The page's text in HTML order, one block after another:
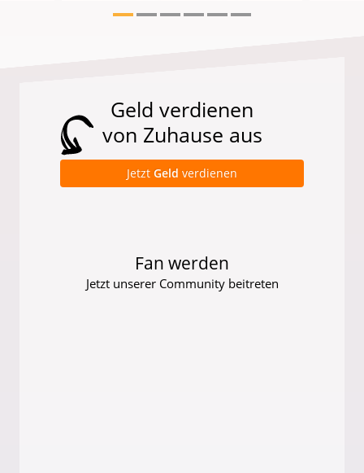
Geld verdienen
von Zuhause aus
Jetzt Geld verdienen
Fan werden
Jetzt unserer Community beitreten